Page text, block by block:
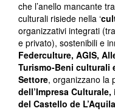
che l’anello mancante
culturali risiede nella ‘
organizzativi integrati
e privato), sostenibili e
Federculture, AGIS,
Turismo-Beni culturali
Settore, organizzano la
dell’Impresa Culturale,
del Castello de